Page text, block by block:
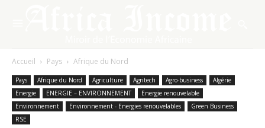
Accueil Pays Afrique du Nord
Pays Afrique du Nord Agriculture Agritech Agro-business
Algérie
Energie
ENERGIE – ENVIRONNEMENT
Energie renouvelable
Environnement
Environnement - Energies renouvelables
Green Business
RSE